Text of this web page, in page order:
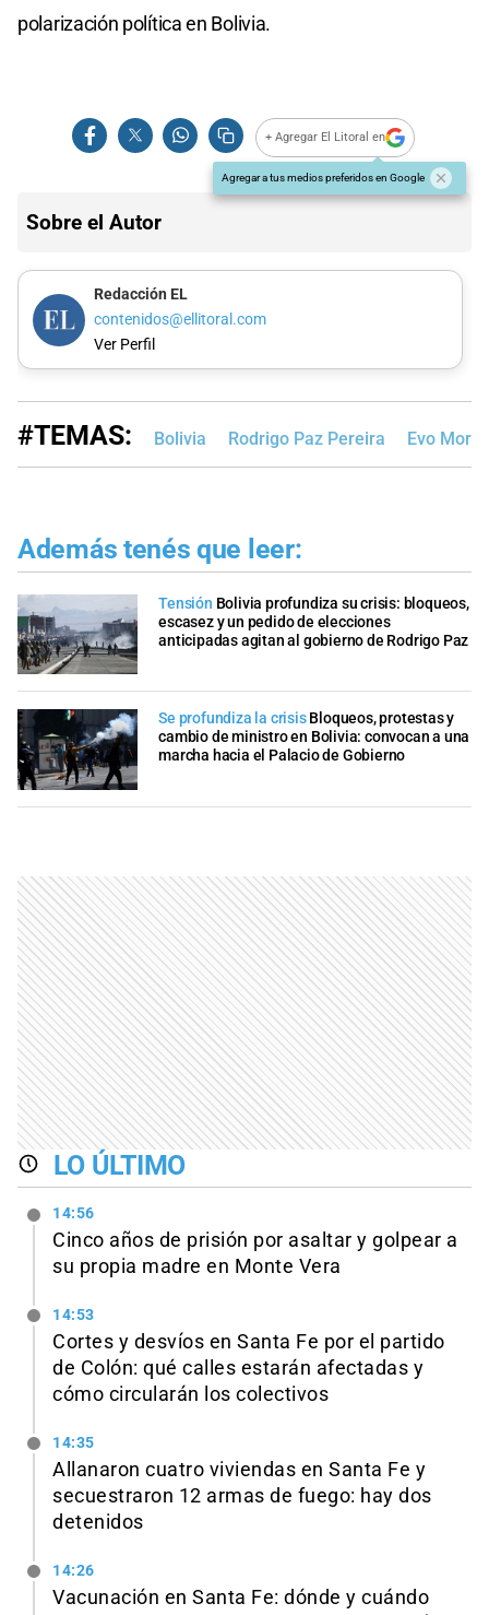
polarización política en Bolivia.
+ Agregar El Litoral en
Agregar a tus medios preferidos en Google
Sobre el Autor
Redacción EL
contenidos@ellitoral.com
Ver Perfil
#TEMAS: Bolivia Rodrigo Paz Pereira Evo
Además tenés que leer:
Tensión Bolivia profundiza su crisis: bloqueos,
escasez y un pedido de elecciones
anticipadas agitan al gobierno de Rodrigo Paz
Se profundiza la crisis Bloqueos, protestas y
cambio de ministro en Bolivia: convocan a una
marcha hacia el Palacio de Gobierno
LO ÚLTIMO
14:56
Cinco años de prisión por asaltar y golpear a
su propia madre en Monte Vera
14:53
Cortes y desvíos en Santa Fe por el partido
de Colón: qué calles estarán afectadas y
cómo circularán los colectivos
14:35
Allanaron cuatro viviendas en Santa Fe y
secuestraron 12 armas de fuego: hay dos
detenidos
14:26
Vacunación en Santa Fe: dónde y cuándo